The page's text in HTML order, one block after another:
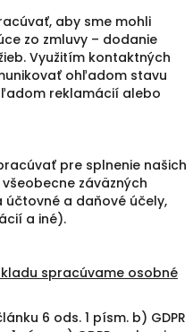
aby sme mohli
zo zmluvy – dodanie
Využitím kontaktných
ohľadom stavu
reklamácií alebo
pre splnenie našich
záväzných
a daňové účely,
a iné).
spracúvame osobné
6 ods. 1 písm. b) GDPR